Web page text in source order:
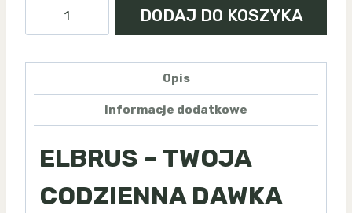
klasyczna
DODAJ DO KOSZYKA
Opis
Informacje dodatkowe
ELBRUS – TWOJA
CODZIENNA DAWKA